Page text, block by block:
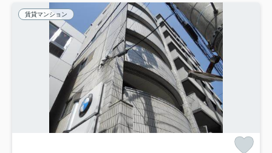
賃貸マンション